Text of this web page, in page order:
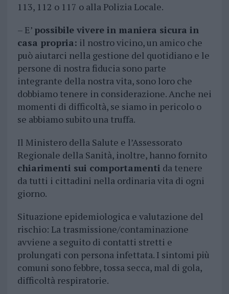
113, 112 o 117 o alla Polizia Locale.
– E’ possibile vivere in maniera sicura in
casa propria: il nostro vicino, un amico che
può aiutarci nella gestione del quotidiano e le
persone di nostra fiducia sono parte
integrante della nostra vita, sono loro che
dobbiamo tenere in considerazione. Anche nei
momenti di difficoltà, se siamo in pericolo o
se abbiamo subito una truffa.
Il Ministero della Salute e l’Assessorato
Regionale della Sanità, inoltre, hanno fornito
chiarimenti sui comportamenti da tenere
da tutti i cittadini nella ordinaria vita di ogni
giorno.
Situazione epidemiologica e valutazione del
rischio: La trasmissione/contaminazione
avviene a seguito di contatti stretti e
prolungati con persona infettata. I sintomi più
comuni sono febbre, tossa secca, mal di gola,
difficoltà respiratorie.